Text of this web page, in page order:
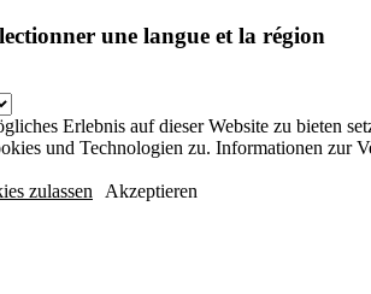
une langue et la région
Erlebnis auf dieser Website zu bieten
und Technologien zu. Informationen zur
zulassen Akzeptieren